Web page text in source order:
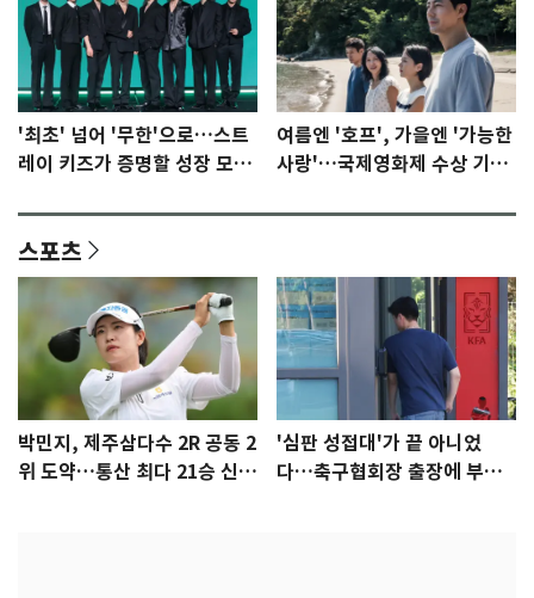
'최초' 넘어 '무한'으로…스트
레이 키즈가 증명할 성장 모멘
여름엔 '호프', 가을엔 '가능한
사랑'…국제영화제 수상 기대
스포츠
박민지, 제주삼다수 2R 공동 2
위 도약…통산 최다 21승 신기
'심판 성접대'가 끝 아니었
다…축구협회장 출장에 부인